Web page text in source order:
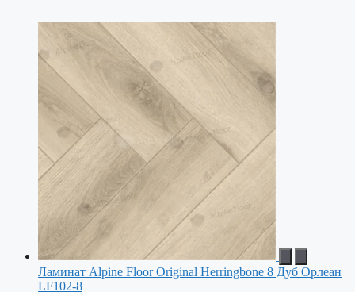
Ламинат Alpine Floor Original Herringbone 8 Дуб Орлеан
LF102-8